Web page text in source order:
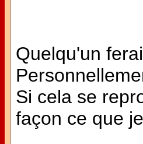
Quelqu'un
Si cela se
façon ce que